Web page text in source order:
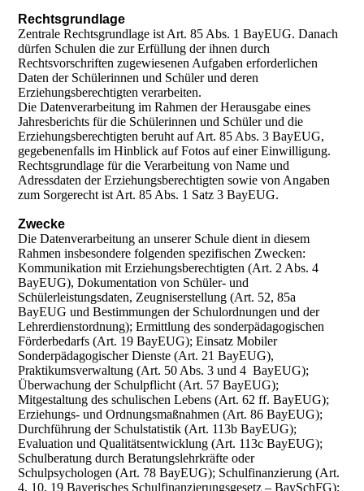
Rechtsgrundlage
Zentrale Rechtsgrundlage ist Art. 85 Abs. 1 BayEUG. Danach
dürfen Schulen die zur Erfüllung der ihnen durch
Rechtsvorschriften zugewiesenen Aufgaben erforderlichen
Daten der Schülerinnen und Schüler und deren
Erziehungsberechtigten verarbeiten.
Die Datenverarbeitung im Rahmen der Herausgabe eines
Jahresberichts für die Schülerinnen und Schüler und die
Erziehungsberechtigten beruht auf Art. 85 Abs. 3 BayEUG,
gegebenenfalls im Hinblick auf Fotos auf einer Einwilligung.
Rechtsgrundlage für die Verarbeitung von Name und
Adressdaten der Erziehungsberechtigten sowie von Angaben
zum Sorgerecht ist Art. 85 Abs. 1 Satz 3 BayEUG.
Zwecke
Die Datenverarbeitung an unserer Schule dient in diesem
Rahmen insbesondere folgenden spezifischen Zwecken:
Kommunikation mit Erziehungsberechtigten (Art. 2 Abs. 4
BayEUG), Dokumentation von Schüler- und
Schülerleistungsdaten, Zeugniserstellung (Art. 52, 85a
BayEUG und Bestimmungen der Schulordnungen und der
Lehrerdienstordnung); Ermittlung des sonderpädagogischen
Förderbedarfs (Art. 19 BayEUG); Einsatz Mobiler
Sonderpädagogischer Dienste (Art. 21 BayEUG),
Praktikumsverwaltung (Art. 50 Abs. 3 und 4 BayEUG);
Überwachung der Schulpflicht (Art. 57 BayEUG);
Mitgestaltung des schulischen Lebens (Art. 62 ff. BayEUG);
Erziehungs- und Ordnungsmaßnahmen (Art. 86 BayEUG);
Durchführung der Schulstatistik (Art. 113b BayEUG);
Evaluation und Qualitätsentwicklung (Art. 113c BayEUG);
Schulberatung durch Beratungslehrkräfte oder
Schulpsychologen (Art. 78 BayEUG); Schulfinanzierung (Art.
4, 10, 19 Bayerisches Schulfinanzierungsgesetz – BaySchFG);